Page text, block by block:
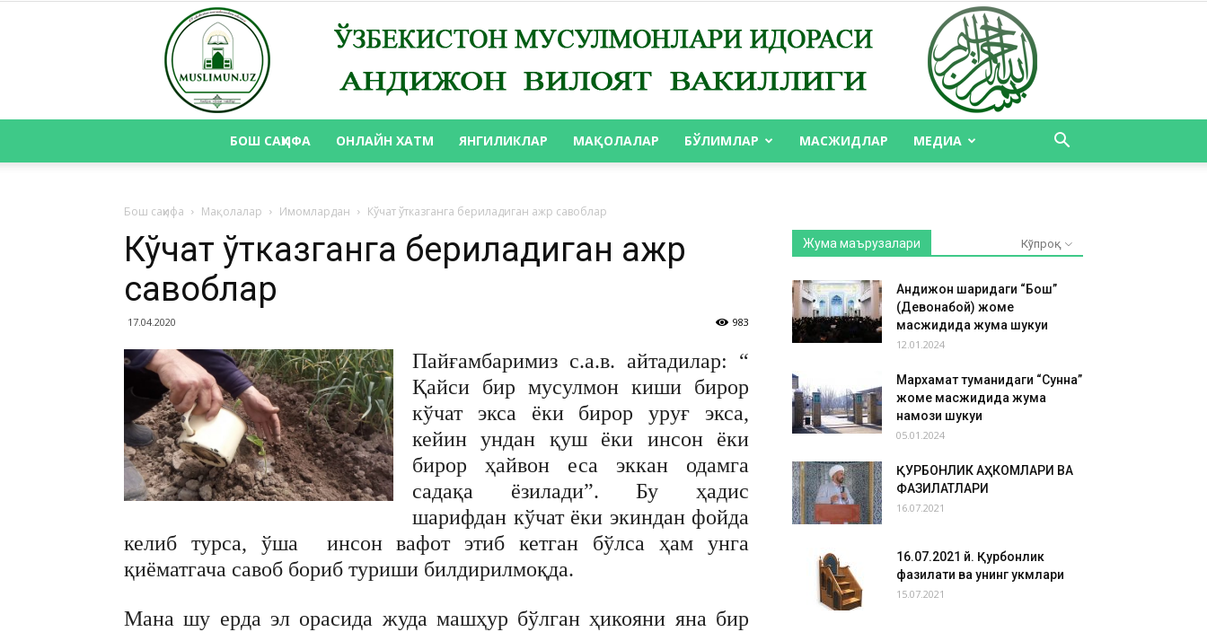
ВАКИЛЛИГИ
БОШ САҲИФА ОНЛАЙН ХАТМ ЯНГИЛИКЛАР МАҚОЛАЛАР БЎЛИМЛАР МАСЖИДЛАР МЕДИА
Бош саҳифа Мақолалар Имомлардан Кўчат ўтказганга бериладиган ажр савоблар
Кўчат ўтказганга бериладиган ажр
савоблар
17.04.2020 983
Пайғамбаримиз с.а.в. айтадилар: “
Қайси бир мусулмон киши бирор
кўчат экса ёки бирор уруғ экса,
кейин ундан қуш ёки инсон ёки
бирор ҳайвон еса эккан одамга
садақа ёзилади”. Бу ҳадис
шарифдан кўчат ёки экиндан фойда
келиб турса, ўша инсон вафот этиб кетган бўлса ҳам унга
қиёматгача савоб бориб туриши билдирилмоқда.
Мана шу ерда эл орасида жуда машҳур бўлган ҳикояни яна бир
Жума маърузалари Кўпроқ
Андижон шаҳридаги “Бош”
(Девонабой) жоме
масжидида жума шукуҳи
12.01.2024
Мархамат туманидаги “Сунна”
жоме масжидида жума
намози шукуҳи
05.01.2024
ҚУРБОНЛИК АҲКОМЛАРИ ВА
ФАЗИЛАТЛАРИ
16.07.2021
16.07.2021 й. Қурбонлик
фазилати ва унинг ҳукмлари
15.07.2021